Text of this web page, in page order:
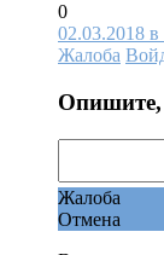
0
02.03.2018 в
Жалоба
Опишите,
Жалоба
Отмена